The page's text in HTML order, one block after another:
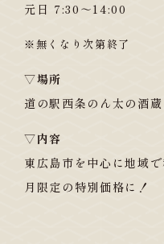
元日 7:30～14:00
※無くなり次第終了
▽場所
道の駅西条のん太の酒
▽内容
東広島市を中心に地域
月限定の特別価格に！